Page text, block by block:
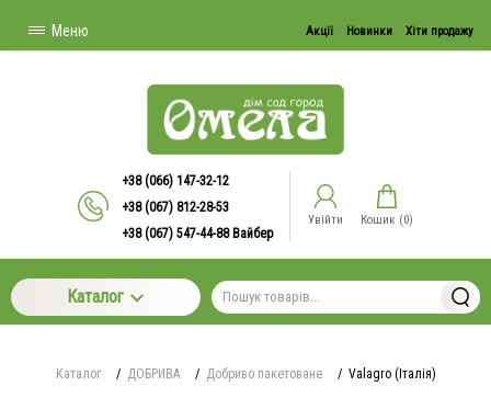
Меню Акції Новинки Хіти продажу
+38 (066) 147-32-12
+38 (067) 812-28-53
+38 (067) 547-44-88 Вайбер
Увійти Кошик (0)
Каталог
Каталог / ДОБРИВА / Добриво пакетоване / Valagro (Італія)